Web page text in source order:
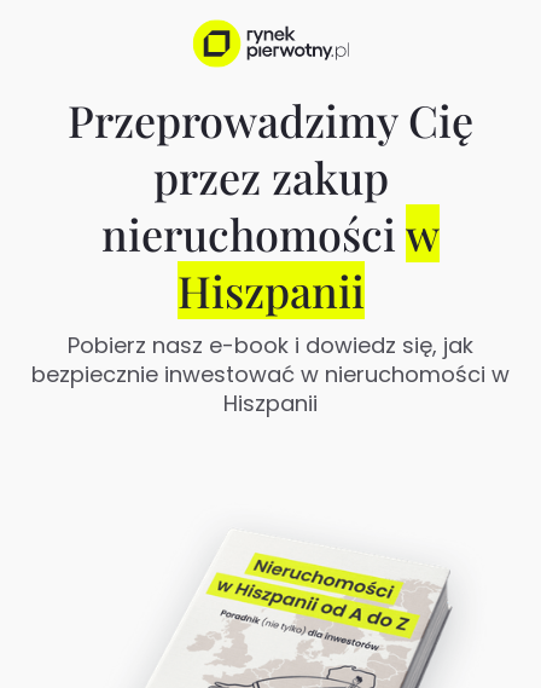
Przeprowadzimy Cię
przez zakup
nieruchomości w
Hiszpanii
Pobierz nasz e-book i dowiedz się, jak
bezpiecznie inwestować w nieruchomości w
Hiszpanii